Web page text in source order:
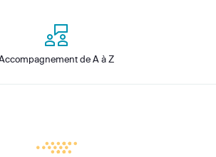
de A à Z